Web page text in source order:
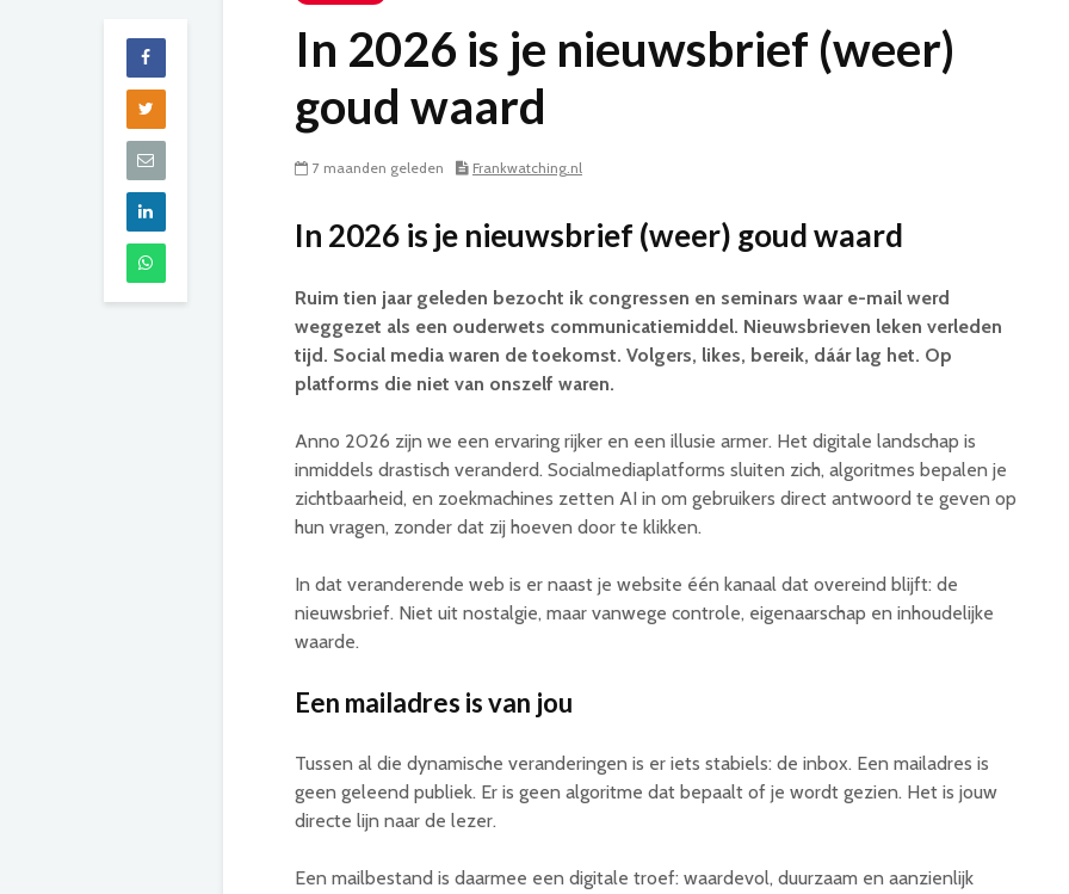
In 2026 is je nieuwsbrief (weer)
goud waard
7 maanden geleden Frankwatching.nl
In 2026 is je nieuwsbrief (weer) goud waard
Ruim tien jaar geleden bezocht ik congressen en seminars waar e-mail werd
weggezet als een ouderwets communicatiemiddel. Nieuwsbrieven leken verleden
tijd. Social media waren de toekomst. Volgers, likes, bereik, dáár lag het. Op
platforms die niet van onszelf waren.
Anno 2026 zijn we een ervaring rijker en een illusie armer. Het digitale landschap is
inmiddels drastisch veranderd. Socialmediaplatforms sluiten zich, algoritmes bepalen je
zichtbaarheid, en zoekmachines zetten AI in om gebruikers direct antwoord te geven op
hun vragen, zonder dat zij hoeven door te klikken.
In dat veranderende web is er naast je website één kanaal dat overeind blijft: de
nieuwsbrief. Niet uit nostalgie, maar vanwege controle, eigenaarschap en inhoudelijke
waarde.
Een mailadres is van jou
Tussen al die dynamische veranderingen is er iets stabiels: de inbox. Een mailadres is
geen geleend publiek. Er is geen algoritme dat bepaalt of je wordt gezien. Het is jouw
directe lijn naar de lezer.
Een mailbestand is daarmee een digitale troef: waardevol, duurzaam en aanzienlijk